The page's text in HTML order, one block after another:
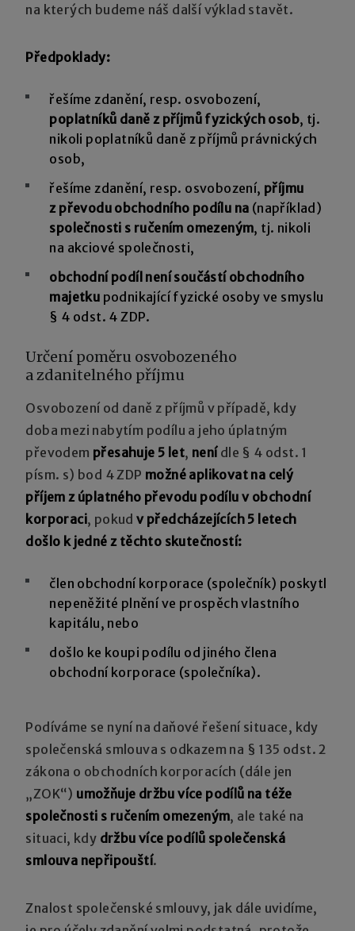
na kterých budeme náš další výklad stavět.
Předpoklady:
řešíme zdanění, resp. osvobození,
poplatníků daně z příjmů fyzických osob, tj.
nikoli poplatníků daně z příjmů právnických
osob,
řešíme zdanění, resp. osvobození, příjmu
z převodu obchodního podílu na (například)
společnosti s ručením omezeným, tj. nikoli
na akciové společnosti,
obchodní podíl není součástí obchodního
majetku podnikající fyzické osoby ve smyslu
§ 4 odst. 4 ZDP.
Určení poměru osvobozeného
a zdanitelného příjmu
Osvobození od daně z příjmů v případě, kdy
doba mezi nabytím podílu a jeho úplatným
převodem přesahuje 5 let, nenídle § 4 odst. 1
písm. s) bod 4 ZDP možné aplikovat na celý
příjem z úplatného převodu podílu v obchodní
korporaci, pokud v předcházejících 5 letech
došlo k jedné z těchto skutečností:
člen obchodní korporace (společník) poskytl
nepeněžité plnění ve prospěch vlastního
kapitálu, nebo
došlo ke koupi podílu od jiného člena
obchodní korporace (společníka).
Podíváme se nyní na daňové řešení situace, kdy
společenská smlouva s odkazem na § 135 odst. 2
zákona o obchodních korporacích (dále jen
„ZOK“) umožňuje držbu více podílů na téže
společnosti s ručením omezeným, ale také na
situaci, kdy držbu více podílů společenská
smlouva nepřipouští.
Znalost společenské smlouvy, jak dále uvidíme,